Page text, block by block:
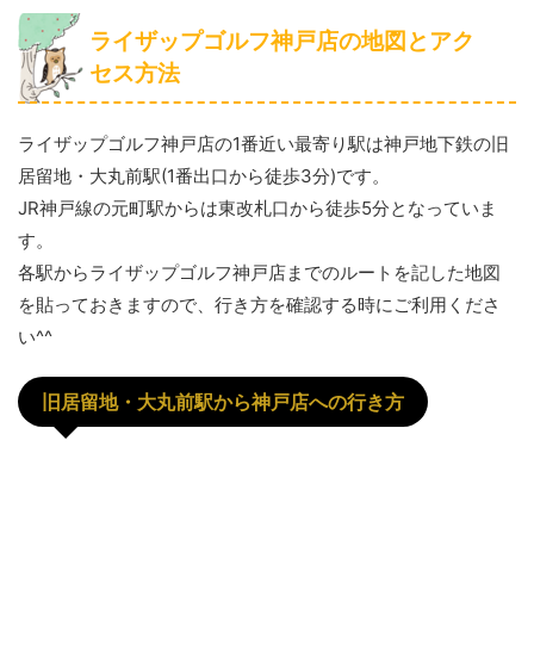
ライザップゴルフ神戸店の地図とアク
セス方法
ライザップゴルフ神戸店の1番近い最寄り駅は神戸地下鉄の旧
居留地・大丸前駅(1番出口から徒歩3分)です。
JR神戸線の元町駅からは東改札口から徒歩5分となっていま
す。
各駅からライザップゴルフ神戸店までのルートを記した地図
を貼っておきますので、行き方を確認する時にご利用くださ
い^^
旧居留地・大丸前駅から神戸店への行き方